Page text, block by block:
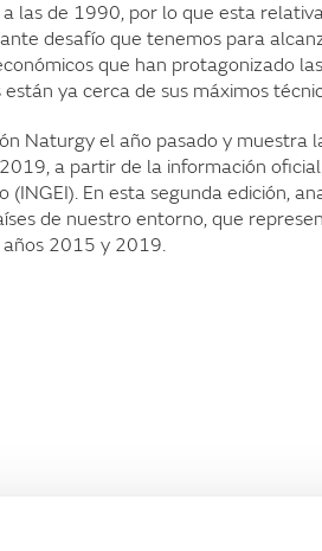
las de 1990, por lo que esta
desafío que tenemos para
que han protagonizado las
ya cerca de sus máximos
Naturgy el año pasado y muestra
a partir de la información oficial
En esta segunda edición,
de nuestro entorno, que
años 2015 y 2019.